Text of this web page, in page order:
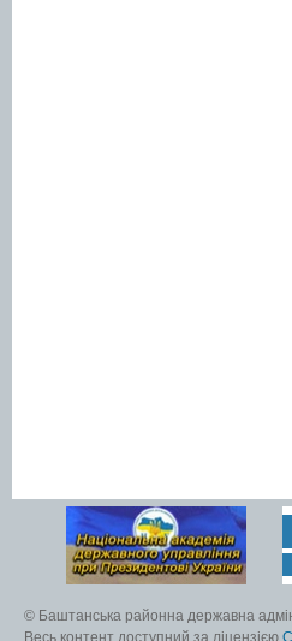
© Баштанська районна державна
Весь контент доступний за ліцензією